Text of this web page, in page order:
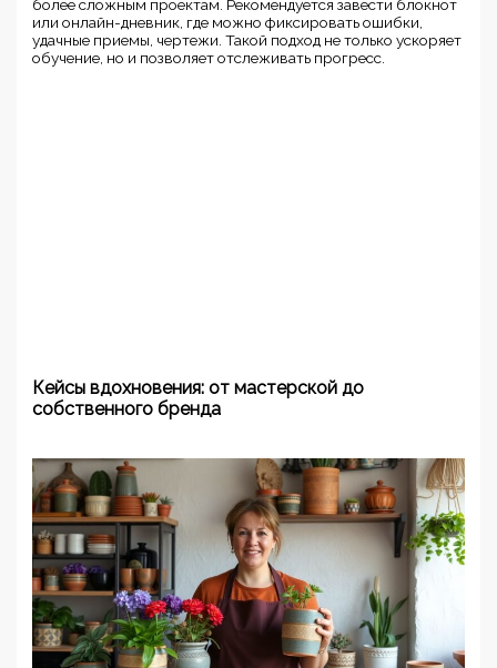
более сложным проектам. Рекомендуется завести блокнот
или онлайн-дневник, где можно фиксировать ошибки,
удачные приемы, чертежи. Такой подход не только ускоряет
обучение, но и позволяет отслеживать прогресс.
Кейсы вдохновения: от мастерской до
собственного бренда